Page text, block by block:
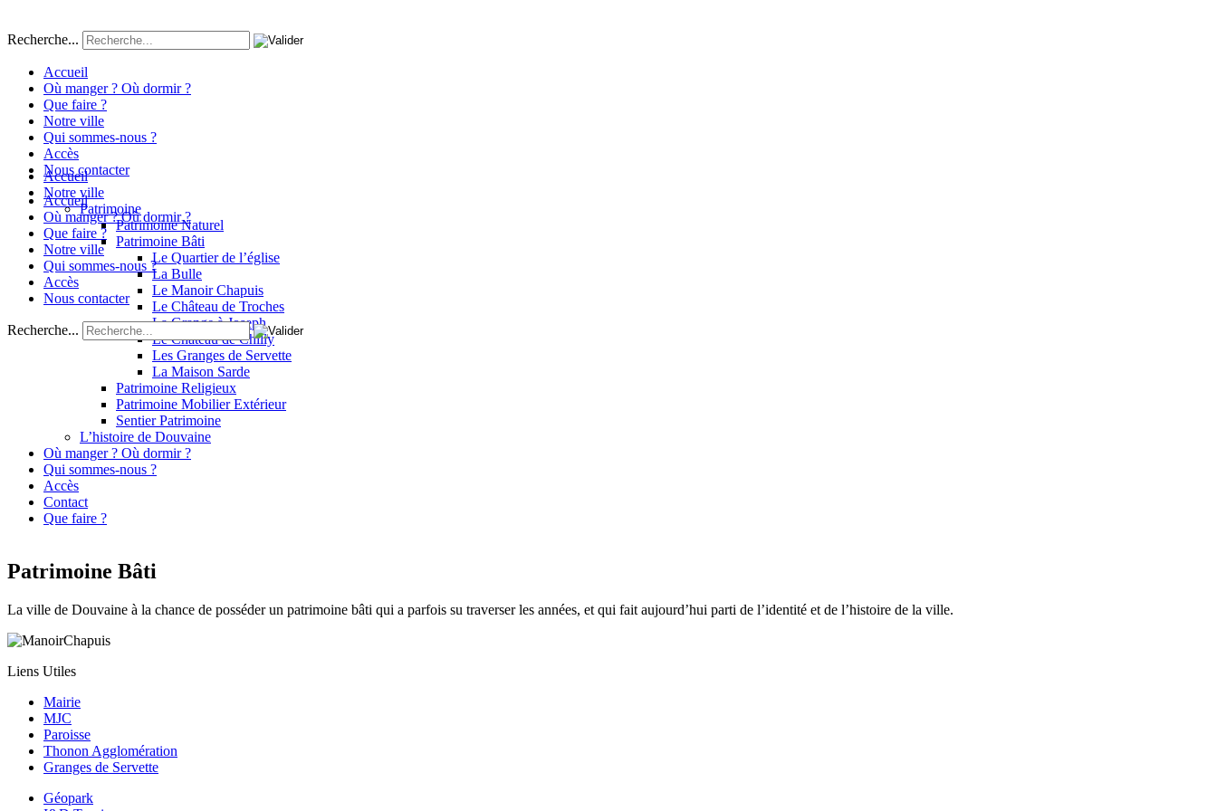
Recherche...
Accueil
Où manger ? Où dormir ?
Que faire ?
Notre ville
Qui sommes-nous ?
Accès
Nous contacter
Accueil
Où manger ? Où dormir ?
Que faire ?
Notre ville
Qui sommes-nous ?
Accès
Nous contacter
Recherche...
Accueil
Notre ville
Patrimoine
Patrimoine Naturel
Patrimoine Bâti
Le Quartier de l’église
La Bulle
Le Manoir Chapuis
Le Château de Troches
La Grange à Joseph
Le Château de Chilly
Les Granges de Servette
La Maison Sarde
Patrimoine Religieux
Patrimoine Mobilier Extérieur
Sentier Patrimoine
L’histoire de Douvaine
Où manger ? Où dormir ?
Qui sommes-nous ?
Accès
Contact
Que faire ?
Patrimoine Bâti
La ville de Douvaine à la chance de posséder un patrimoine bâti qui a parfois su traverser les années, et qui fait aujourd’hui parti de l’identité et de l’histoire de la ville.
Liens Utiles
Mairie
MJC
Paroisse
Thonon Agglomération
Granges de Servette
Géopark